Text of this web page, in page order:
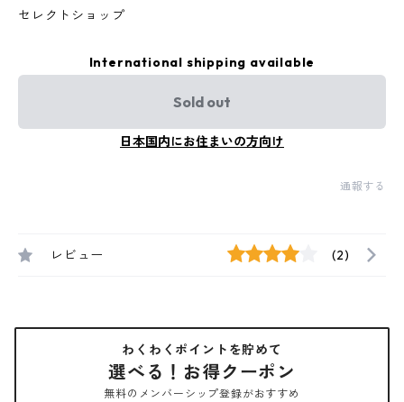
セレクトショップ
International shipping available
Sold out
日本国内にお住まいの方向け
通報する
レビュー (2)
わくわくポイントを貯めて
選べる！お得クーポン
無料のメンバーシップ登録がおすすめ